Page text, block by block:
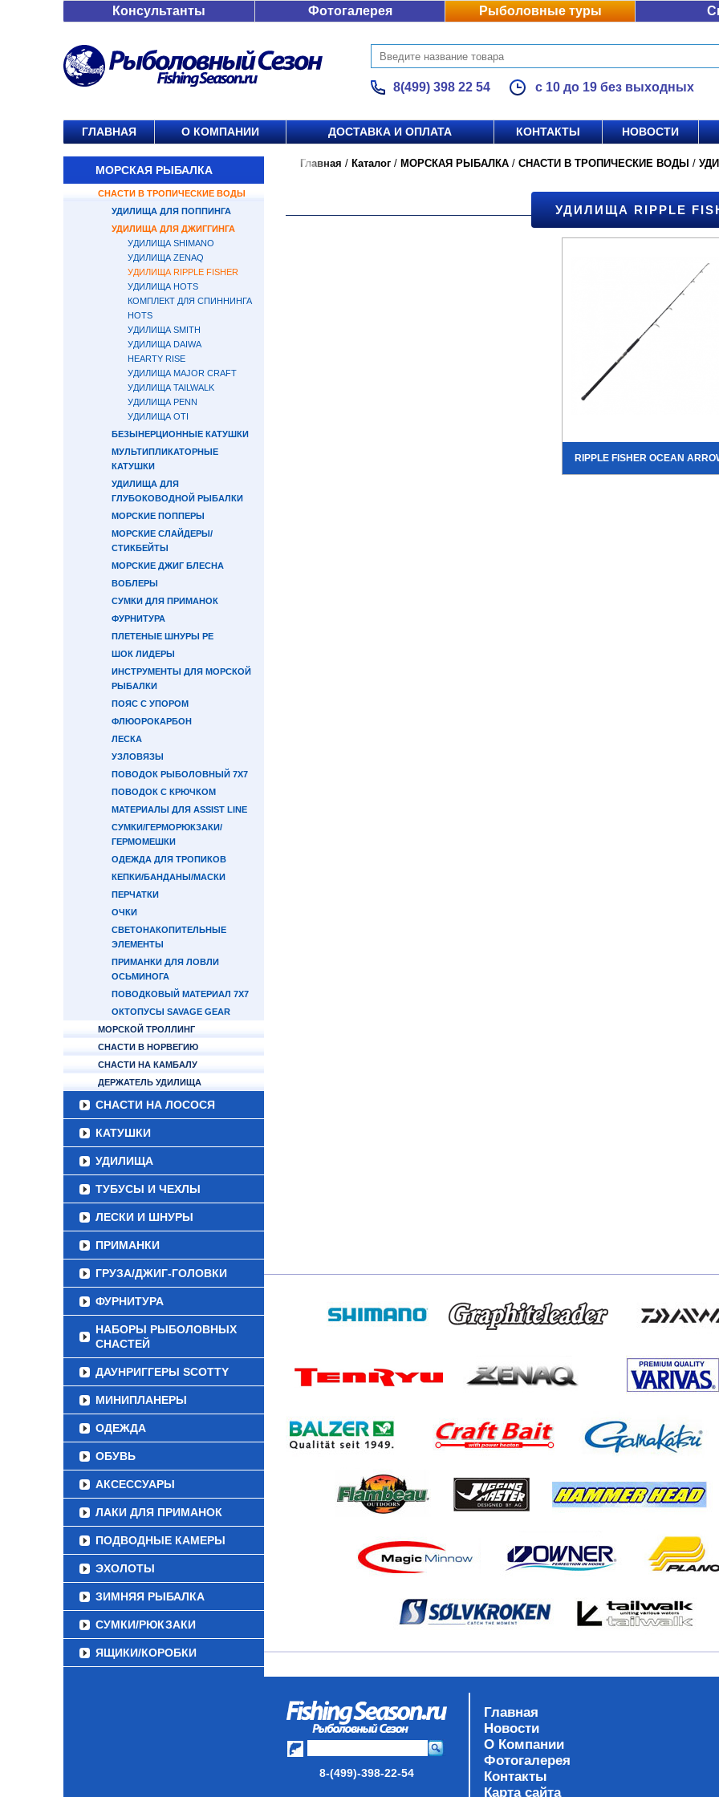
Консультанты Фотогалерея Рыболовные туры
8(499) 398 22 54 с 10 до 19 без выходных
ГЛАВНАЯ О КОМПАНИИ ДОСТАВКА И ОПЛАТА КОНТАКТЫ НОВОСТИ
МОРСКАЯ РЫБАЛКА
СНАСТИ В ТРОПИЧЕСКИЕ ВОДЫ
УДИЛИЩА ДЛЯ ПОППИНГА
УДИЛИЩА ДЛЯ ДЖИГГИНГА
УДИЛИЩА SHIMANO
УДИЛИЩА ZENAQ
УДИЛИЩА RIPPLE FISHER
УДИЛИЩА HOTS
КОМПЛЕКТ ДЛЯ СПИННИНГА
HOTS
УДИЛИЩА SMITH
УДИЛИЩА DAIWA
HEARTY RISE
УДИЛИЩА MAJOR CRAFT
УДИЛИЩА TAILWALK
УДИЛИЩА PENN
УДИЛИЩА OTI
БЕЗЫНЕРЦИОННЫЕ КАТУШКИ
МУЛЬТИПЛИКАТОРНЫЕ
КАТУШКИ
УДИЛИЩА ДЛЯ
ГЛУБОКОВОДНОЙ РЫБАЛКИ
МОРСКИЕ ПОППЕРЫ
МОРСКИЕ СЛАЙДЕРЫ/
СТИКБЕЙТЫ
МОРСКИЕ ДЖИГ БЛЕСНА
ВОБЛЕРЫ
СУМКИ ДЛЯ ПРИМАНОК
ФУРНИТУРА
ПЛЕТЕНЫЕ ШНУРЫ PE
ШОК ЛИДЕРЫ
ИНСТРУМЕНТЫ ДЛЯ МОРСКОЙ
РЫБАЛКИ
ПОЯС С УПОРОМ
ФЛЮОРОКАРБОН
ЛЕСКА
УЗЛОВЯЗЫ
ПОВОДОК РЫБОЛОВНЫЙ 7Х7
ПОВОДОК С КРЮЧКОМ
МАТЕРИАЛЫ ДЛЯ ASSIST LINE
СУМКИ/ГЕРМОРЮКЗАКИ/
ГЕРМОМЕШКИ
ОДЕЖДА ДЛЯ ТРОПИКОВ
КЕПКИ/БАНДАНЫ/МАСКИ
ПЕРЧАТКИ
ОЧКИ
СВЕТОНАКОПИТЕЛЬНЫЕ
ЭЛЕМЕНТЫ
ПРИМАНКИ ДЛЯ ЛОВЛИ
ОСЬМИНОГА
ПОВОДКОВЫЙ МАТЕРИАЛ 7Х7
ОКТОПУСЫ SAVAGE GEAR
МОРСКОЙ ТРОЛЛИНГ
СНАСТИ В НОРВЕГИЮ
СНАСТИ НА КАМБАЛУ
ДЕРЖАТЕЛЬ УДИЛИЩА
СНАСТИ НА ЛОСОСЯ
КАТУШКИ
УДИЛИЩА
ТУБУСЫ И ЧЕХЛЫ
ЛЕСКИ И ШНУРЫ
ПРИМАНКИ
ГРУЗА/ДЖИГ-ГОЛОВКИ
ФУРНИТУРА
НАБОРЫ РЫБОЛОВНЫХ
СНАСТЕЙ
ДАУНРИГГЕРЫ SCOTTY
МИНИПЛАНЕРЫ
ОДЕЖДА
ОБУВЬ
АКСЕССУАРЫ
ЛАКИ ДЛЯ ПРИМАНОК
ПОДВОДНЫЕ КАМЕРЫ
ЭХОЛОТЫ
ЗИМНЯЯ РЫБАЛКА
СУМКИ/РЮКЗАКИ
ЯЩИКИ/КОРОБКИ
Главная / Каталог / МОРСКАЯ РЫБАЛКА / СНАСТИ В ТРОПИЧЕСКИЕ ВОДЫ /
УДИЛИЩА RIPPLE
RIPPLE FISHER OCEAN
8-(499)-398-22-54
Главная
Новости
О Компании
Фотогалерея
Контакты
Карта сайта